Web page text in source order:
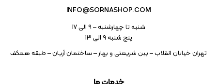
INFO@SORNASHOP.COM
شنبه تا چهارشنبه – ۹ الی 17
پنج شنبه ۹ الی 13
تهران خیابان انقلاب – بین شریعتی و بهار – ساختمان آریان – طبقه همکف